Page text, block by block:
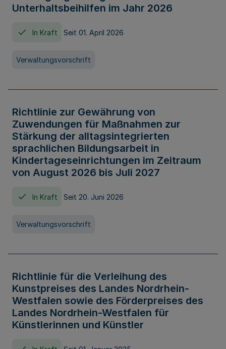
Unterhaltsbeihilfen im Jahr 2026
In Kraft Seit 01. April 2026
Verwaltungsvorschrift
Richtlinie zur Gewährung von
Zuwendungen für Maßnahmen zur
Stärkung der alltagsintegrierten
sprachlichen Bildungsarbeit in
Kindertageseinrichtungen im Zeitraum
von August 2026 bis Juli 2027
In Kraft Seit 20. Juni 2026
Verwaltungsvorschrift
Richtlinie für die Verleihung des
Kunstpreises des Landes Nordrhein-
Westfalen sowie des Förderpreises des
Landes Nordrhein-Westfalen für
Künstlerinnen und Künstler